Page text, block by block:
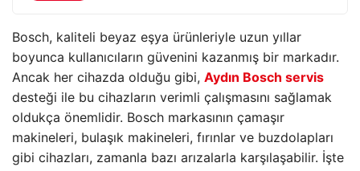
Bosch, kaliteli beyaz eşya ürünleriyle uzun yıllar
boyunca kullanıcıların güvenini kazanmış bir markadır.
Ancak her cihazda olduğu gibi, Aydın Bosch servis
desteği ile bu cihazların verimli çalışmasını sağlamak
oldukça önemlidir. Bosch markasının çamaşır
makineleri, bulaşık makineleri, fırınlar ve buzdolapları
gibi cihazları, zamanla bazı arızalarla karşılaşabilir. İşte